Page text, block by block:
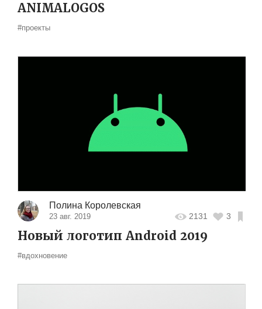
ANIMALOGOS
#проекты
Полина Королевская
23 авг. 2019 2131 3
Новый логотип Android 2019
#вдохновение